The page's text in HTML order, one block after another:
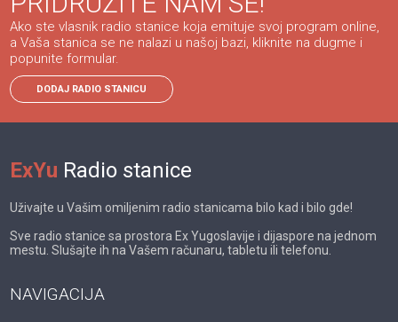
Ako ste vlasnik radio stanice koja emituje svoj program online,
a Vaša stanica se ne nalazi u našoj bazi, kliknite na dugme i
popunite formular.
DODAJ RADIO STANICU
ExYu Radio stanice
Uživajte u Vašim omiljenim radio stanicama bilo kad i bilo gde!
Sve radio stanice sa prostora Ex Yugoslavije i dijaspore na jednom
mestu. Slušajte ih na Vašem računaru, tabletu ili telefonu.
NAVIGACIJA